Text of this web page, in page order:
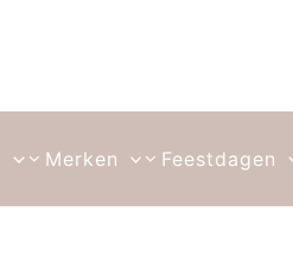
Merken Feestdagen